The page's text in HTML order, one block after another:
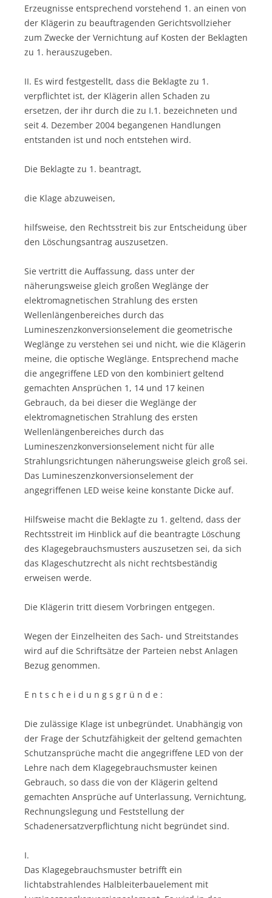
Erzeugnisse entsprechend vorstehend 1. an einen von
der Klägerin zu beauftragenden Gerichtsvollzieher
zum Zwecke der Vernichtung auf Kosten der Beklagten
zu 1. herauszugeben.
II. Es wird festgestellt, dass die Beklagte zu 1.
verpflichtet ist, der Klägerin allen Schaden zu
ersetzen, der ihr durch die zu I.1. bezeichneten und
seit 4. Dezember 2004 begangenen Handlungen
entstanden ist und noch entstehen wird.
Die Beklagte zu 1. beantragt,
die Klage abzuweisen,
hilfsweise, den Rechtsstreit bis zur Entscheidung über
den Löschungsantrag auszusetzen.
Sie vertritt die Auffassung, dass unter der
näherungsweise gleich großen Weglänge der
elektromagnetischen Strahlung des ersten
Wellenlängenbereiches durch das
Lumineszenzkonversionselement die geometrische
Weglänge zu verstehen sei und nicht, wie die Klägerin
meine, die optische Weglänge. Entsprechend mache
die angegriffene LED von den kombiniert geltend
gemachten Ansprüchen 1, 14 und 17 keinen
Gebrauch, da bei dieser die Weglänge der
elektromagnetischen Strahlung des ersten
Wellenlängenbereiches durch das
Lumineszenzkonversionselement nicht für alle
Strahlungsrichtungen näherungsweise gleich groß sei.
Das Lumineszenzkonversionselement der
angegriffenen LED weise keine konstante Dicke auf.
Hilfsweise macht die Beklagte zu 1. geltend, dass der
Rechtsstreit im Hinblick auf die beantragte Löschung
des Klagegebrauchsmusters auszusetzen sei, da sich
das Klageschutzrecht als nicht rechtsbeständig
erweisen werde.
Die Klägerin tritt diesem Vorbringen entgegen.
Wegen der Einzelheiten des Sach- und Streitstandes
wird auf die Schriftsätze der Parteien nebst Anlagen
Bezug genommen.
E n t s c h e i d u n g s g r ü n d e :
Die zulässige Klage ist unbegründet. Unabhängig von
der Frage der Schutzfähigkeit der geltend gemachten
Schutzansprüche macht die angegriffene LED von der
Lehre nach dem Klagegebrauchsmuster keinen
Gebrauch, so dass die von der Klägerin geltend
gemachten Ansprüche auf Unterlassung, Vernichtung,
Rechnungslegung und Feststellung der
Schadenersatzverpflichtung nicht begründet sind.
I.
Das Klagegebrauchsmuster betrifft ein
lichtabstrahlendes Halbleiterbauelement mit